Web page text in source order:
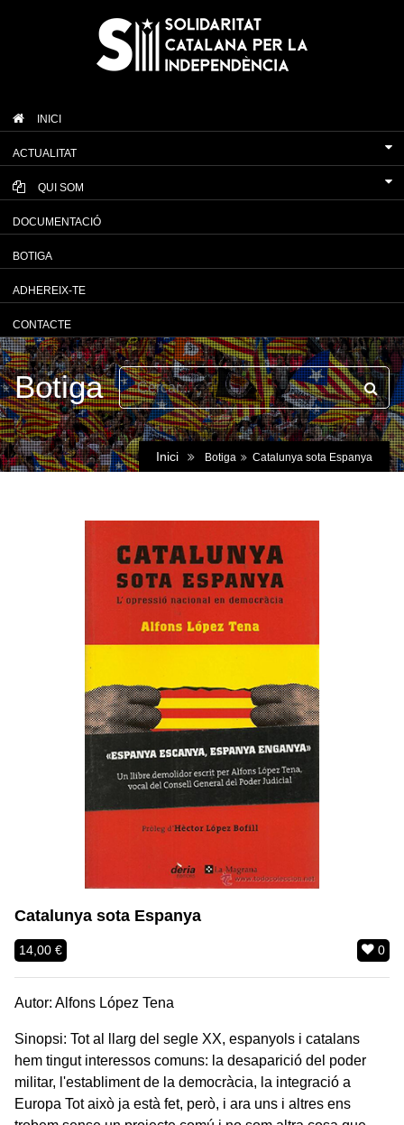
INICI
ACTUALITAT
QUI SOM
DOCUMENTACIÓ
BOTIGA
ADHEREIX-TE
CONTACTE
Inici Botiga Catalunya sota Espanya
Botiga
Catalunya sota Espanya
14,00 € 0
Autor: Alfons López Tena
Sinopsi: Tot al llarg del segle XX, espanyols i catalans
hem tingut interessos comuns: la desaparició del poder
militar, l'establiment de la democràcia, la integració a
Europa Tot això ja està fet, però, i ara uns i altres ens